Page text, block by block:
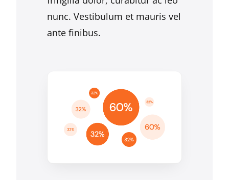
nunc. Vestibulum et mauris vel
ante finibus.